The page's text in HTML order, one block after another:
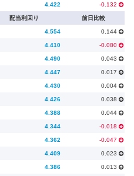
4.422 -0.132
配当利回り 前日比較
4.554 0.144
4.410 -0.080
4.490 0.043
4.447 0.017
4.430 0.004
4.426 0.038
4.388 0.044
4.344 -0.018
4.362 -0.047
4.409 0.023
4.386 0.013